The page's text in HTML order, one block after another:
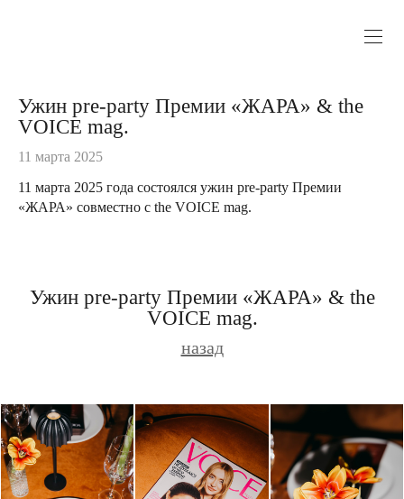
Ужин pre-party Премии «ЖАРА» & the
VOICE mag.
11 марта 2025
11 марта 2025 года состоялся ужин pre-party Премии
«ЖАРА» совместно с the VOICE mag.
Ужин pre-party Премии «ЖАРА» & the
VOICE mag.
назад